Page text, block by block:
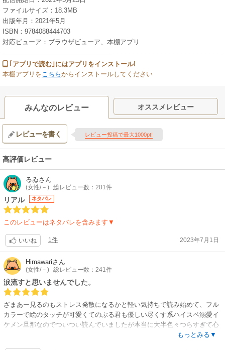
ファイルサイズ：18.3MB
出版年月：2021年5月
ISBN：9784088444703
対応ビューア：ブラウザビューア、本棚アプリ
｢アプリで読む｣にはアプリをインストール!
本棚アプリを こちらからインストールしてください
みんなのレビュー オススメレビュー
レビューを書く レビュー投稿で最大1000pt!
高評価レビュー
るゐさん
(女性/－) 総レビュー数：201件
リアル ネタバレ
このレビューはネタバレを含みます▼
いいね 1件 2023年7月1日
Himawariさん
(女性/－) 総レビュー数：241件
涙流すと思いませんでした。
ざまあー見るのもストレス発散になるかと軽い気持ちで読み始めて、フル
カラーで絵のタッチが可愛くてのぶる君も優しい尽くす系ハイスペ溺愛イ
ケメン旦那なのでついつい読んでいましたが本当に大半色々つらすぎて心
が痛くて自分が不倫されてるかと思うぐらい感情移入しました。それも理
もっとみる▼